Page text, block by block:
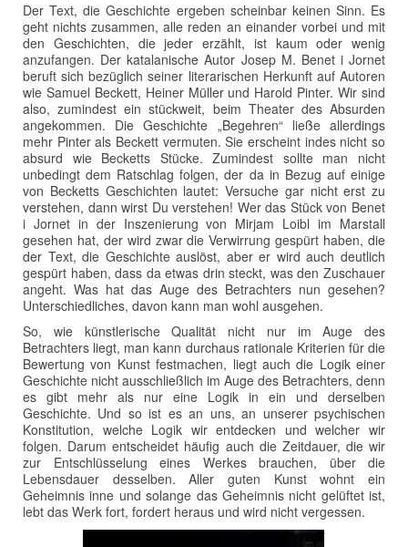
Der Text, die Geschichte ergeben scheinbar keinen Sinn. Es
geht nichts zusammen, alle reden an einander vorbei und mit
den Geschichten, die jeder erzählt, ist kaum oder wenig
anzufangen. Der katalanische Autor Josep M. Benet i Jornet
beruft sich bezüglich seiner literarischen Herkunft auf Autoren
wie Samuel Beckett, Heiner Müller und Harold Pinter. Wir sind
also, zumindest ein stückweit, beim Theater des Absurden
angekommen. Die Geschichte „Begehren“ ließe allerdings
mehr Pinter als Beckett vermuten. Sie erscheint indes nicht so
absurd wie Becketts Stücke. Zumindest sollte man nicht
unbedingt dem Ratschlag folgen, der da in Bezug auf einige
von Becketts Geschichten lautet: Versuche gar nicht erst zu
verstehen, dann wirst Du verstehen! Wer das Stück von Benet
i Jornet in der Inszenierung von Mirjam Loibl im Marstall
gesehen hat, der wird zwar die Verwirrung gespürt haben, die
der Text, die Geschichte auslöst, aber er wird auch deutlich
gespürt haben, dass da etwas drin steckt, was den Zuschauer
angeht. Was hat das Auge des Betrachters nun gesehen?
Unterschiedliches, davon kann man wohl ausgehen.
So, wie künstlerische Qualität nicht nur im Auge des
Betrachters liegt, man kann durchaus rationale Kriterien für die
Bewertung von Kunst festmachen, liegt auch die Logik einer
Geschichte nicht ausschließlich im Auge des Betrachters, denn
es gibt mehr als nur eine Logik in ein und derselben
Geschichte. Und so ist es an uns, an unserer psychischen
Konstitution, welche Logik wir entdecken und welcher wir
folgen. Darum entscheidet häufig auch die Zeitdauer, die wir
zur Entschlüsselung eines Werkes brauchen, über die
Lebensdauer desselben. Aller guten Kunst wohnt ein
Geheimnis inne und solange das Geheimnis nicht gelüftet ist,
lebt das Werk fort, fordert heraus und wird nicht vergessen.